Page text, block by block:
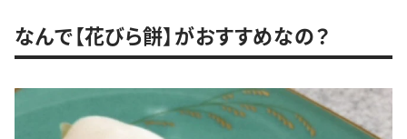
なんで【花びら餅】がおすすめなの？